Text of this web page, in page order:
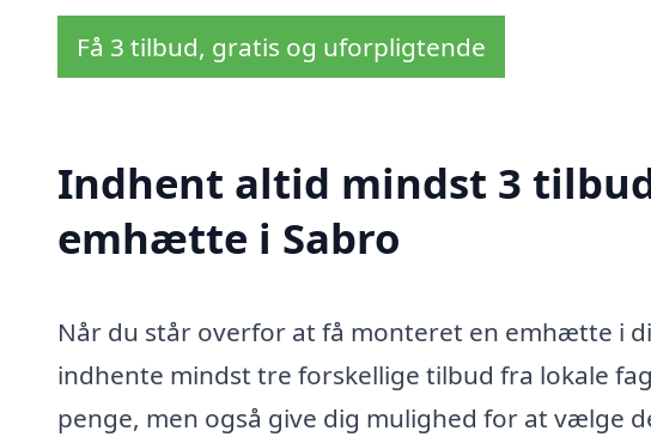
Få 3 tilbud, gratis og uforpligtende
Indhent altid mindst 3
emhætte i Sabro
Når du står overfor at få monteret en emhætte i
indhente mindst tre forskellige tilbud fra lokale
penge, men også give dig mulighed for at vælge